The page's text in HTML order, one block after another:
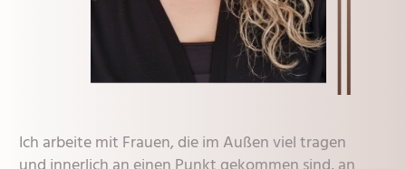
Ich arbeite mit Frauen, die im Außen viel tragen